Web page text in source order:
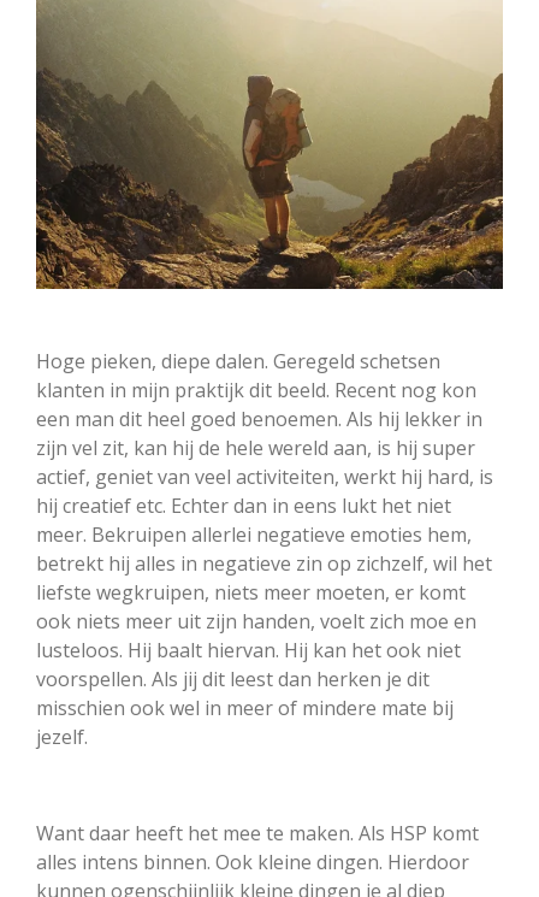
Hoge pieken, diepe dalen. Geregeld schetsen
klanten in mijn praktijk dit beeld. Recent nog kon
een man dit heel goed benoemen. Als hij lekker in
zijn vel zit, kan hij de hele wereld aan, is hij super
actief, geniet van veel activiteiten, werkt hij hard, is
hij creatief etc. Echter dan in eens lukt het niet
meer. Bekruipen allerlei negatieve emoties hem,
betrekt hij alles in negatieve zin op zichzelf, wil het
liefste wegkruipen, niets meer moeten, er komt
ook niets meer uit zijn handen, voelt zich moe en
lusteloos. Hij baalt hiervan. Hij kan het ook niet
voorspellen. Als jij dit leest dan herken je dit
misschien ook wel in meer of mindere mate bij
jezelf.
Want daar heeft het mee te maken. Als HSP komt
alles intens binnen. Ook kleine dingen. Hierdoor
kunnen ogenschijnlijk kleine dingen je al diep